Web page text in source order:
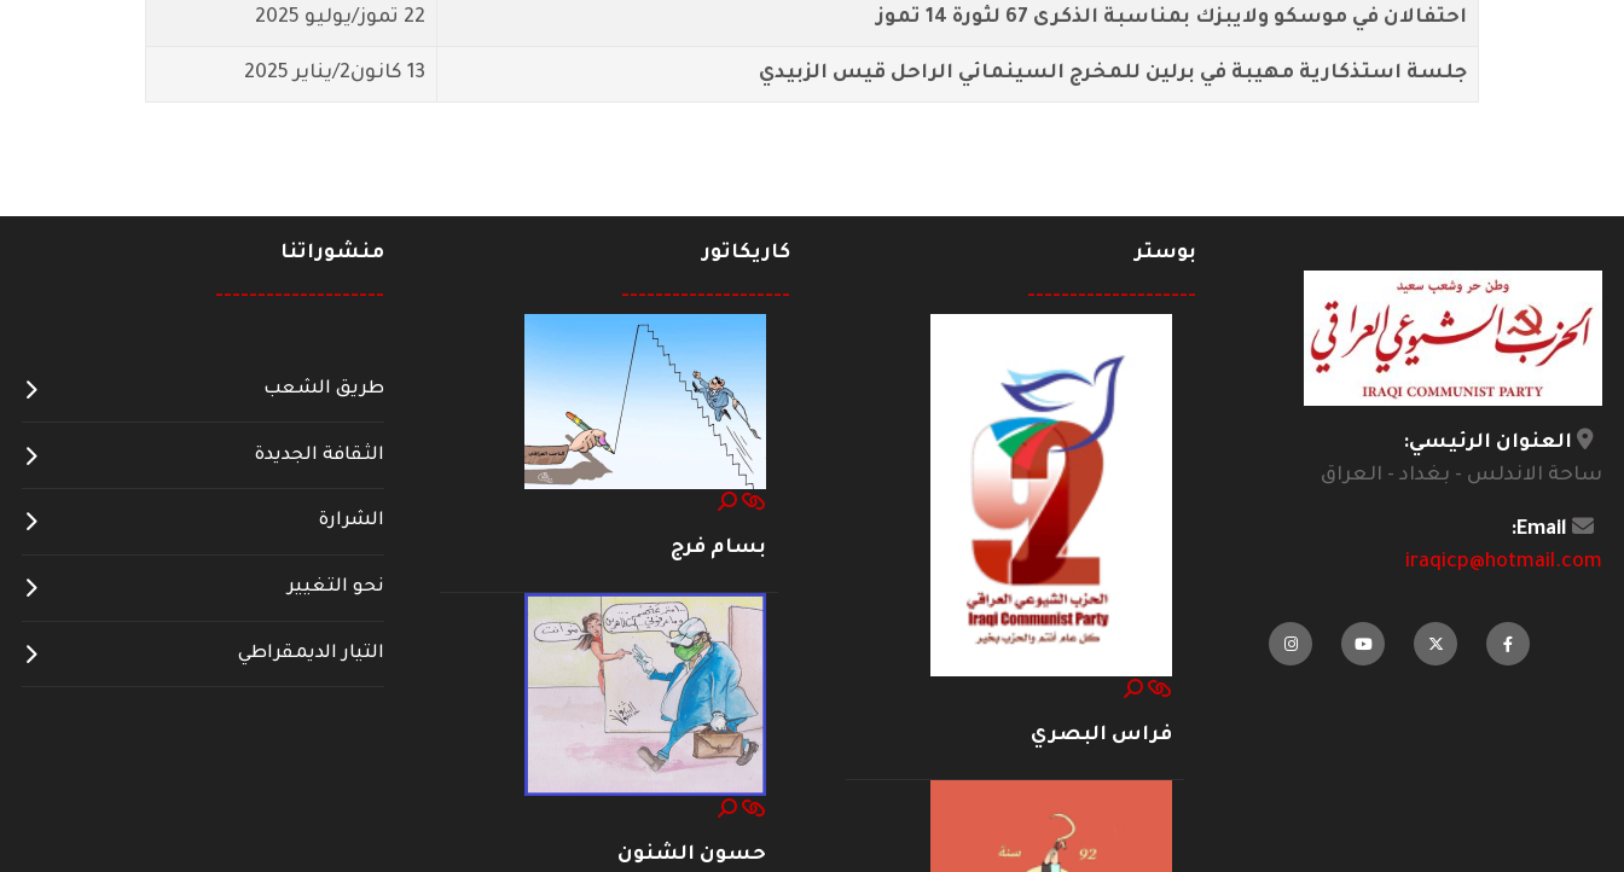
احتفالان في موسكو ولايبزك بمناسبة الذكرى 67 لثورة 14 تموز 22 تموز/يوليو 2025
جلسة استذكارية مهيبة في برلين للمخرج السينمائي الراحل قيس الزبيدي 13 كانون2/يناير 2025
العنوان الرئيسي:
ساحة الاندلس - بغداد - العراق
Email:
iraqicp@hotmail.com
بوستر
--------------------
فراس البصري
كاريكاتور
--------------------
بسام فرج
حسون الشنون
منشوراتنا
--------------------
طريق الشعب
الثقافة الجديدة
الشرارة
نحو التغيير
التيار الديمقراطي